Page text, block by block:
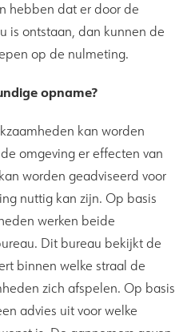
hebben dat er door de
is ontstaan, dan kunnen de
op de nulmeting.
opname?
kan worden
omgeving er effecten van
worden geadviseerd voor
nuttig kan zijn. Op basis
werken beide
Dit bureau bekijkt de
binnen welke straal de
zich afspelen. Op basis
advies uit voor welke